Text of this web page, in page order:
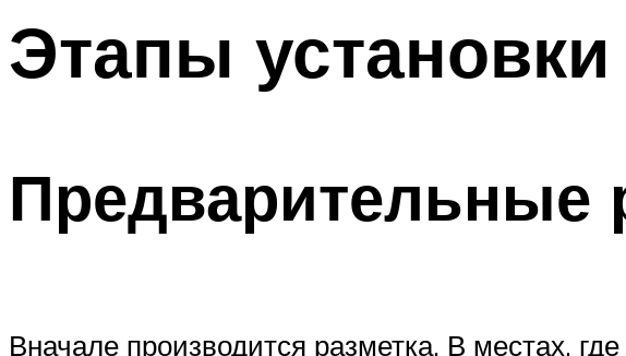
Этапы
Предварительные
Вначале производится разметка. В местах,